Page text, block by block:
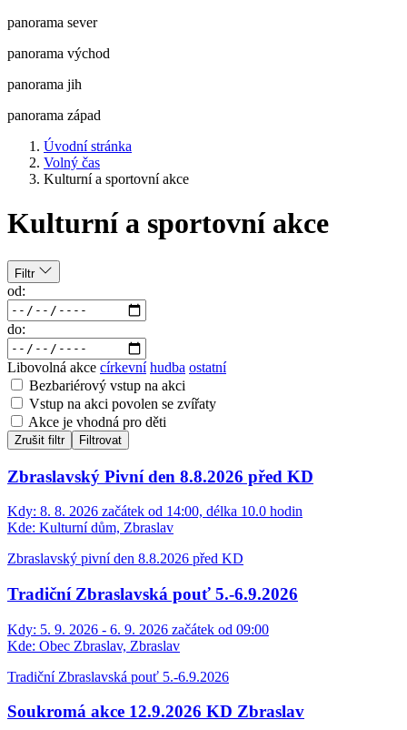
panorama sever
panorama východ
panorama jih
panorama západ
Úvodní stránka
Volný čas
Kulturní a sportovní akce
Kulturní a sportovní akce
Filtr
od:
do:
Libovolná akce církevní hudba ostatní
Bezbariérový vstup na akci
Vstup na akci povolen se zvířaty
Akce je vhodná pro děti
Zrušit filtr Filtrovat
Zbraslavský Pivní den 8.8.2026 před KD
Kdy: 8. 8. 2026 začátek od 14:00, délka 10.0 hodin
Kde: Kulturní dům, Zbraslav
Zbraslavský pivní den 8.8.2026 před KD
Tradiční Zbraslavská pouť 5.-6.9.2026
Kdy: 5. 9. 2026 - 6. 9. 2026 začátek od 09:00
Kde: Obec Zbraslav, Zbraslav
Tradiční Zbraslavská pouť 5.-6.9.2026
Soukromá akce 12.9.2026 KD Zbraslav